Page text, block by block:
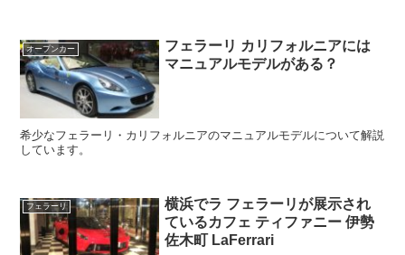
オープンカー
フェラーリ カリフォルニアには
マニュアルモデルがある？
希少なフェラーリ・カリフォルニアのマニュアルモデルについて解説
しています。
フェラーリ
横浜でラ フェラーリが展示され
ているカフェ ティファニー 伊勢
佐木町 LaFerrari